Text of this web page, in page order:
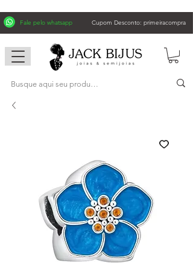
Fale pelo whatsapp Cupom Desconto: primeiracompra